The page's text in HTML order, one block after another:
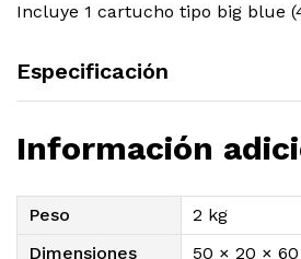
Incluye 1 cartucho tipo big blue
Especificación
Información
Peso
2 kg
Dimensiones
50 × 20 ×